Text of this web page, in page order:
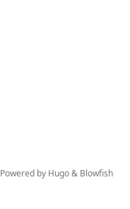
Powered by Hugo& Blowfish